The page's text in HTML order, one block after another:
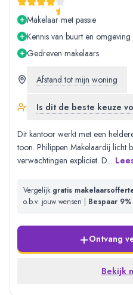
Makelaar met passie
Kennis van buurt en omgeving
Gedreven makelaars
Afstand tot mijn woning
Is dit de beste keuze
Dit kantoor werkt met een
toon. Philippen Makelaardij licht
verwachtingen expliciet. D...
Vergelijk gratis
o.b.v. jouw wensen | Bespaar 9%
+Ontvang
Bekijk